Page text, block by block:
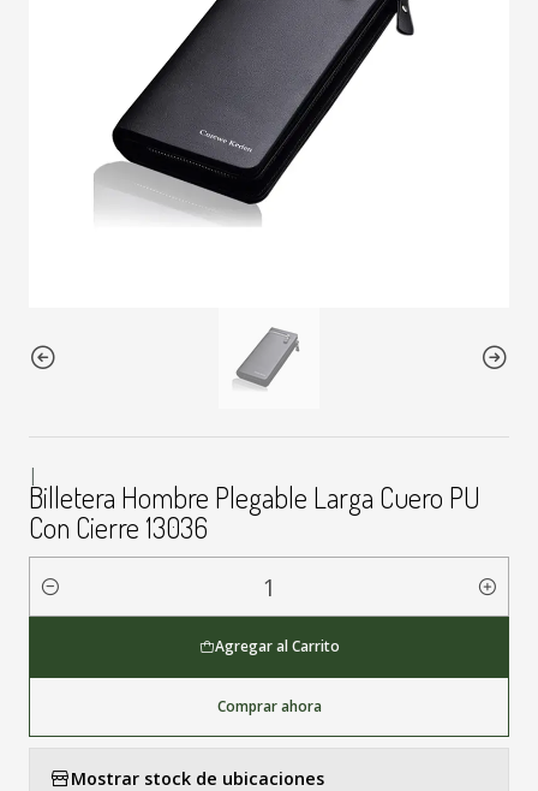
|
Billetera Hombre Plegable Larga Cuero PU
Con Cierre 13036
Cantidad
Agregar al Carrito
Comprar ahora
Mostrar stock de ubicaciones